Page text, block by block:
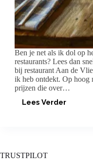
Ben je net als ik dol op
restaurants? Lees dan
bij restaurant Aan de
ik heb ontdekt. Op hoog
prijzen die over…
Lees VerderRESTAURANT
RIJNSBURG
TRUSTPILOT